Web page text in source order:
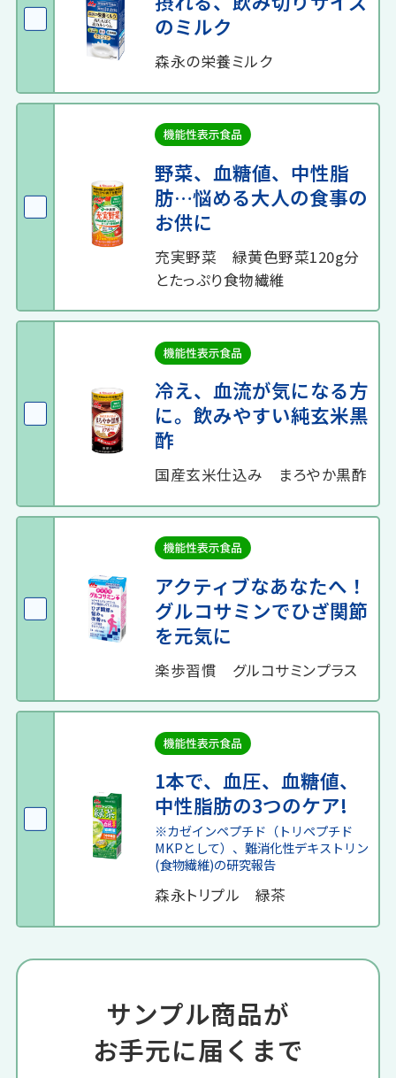
のミルク
森永の栄養ミルク
野菜、血糖値、中性脂
肪…悩める大人の食事の
お供に
充実野菜 緑黄色野菜120g分
とたっぷり食物繊維
冷え、血流が気になる方
に。飲みやすい純玄米黒
酢
国産玄米仕込み まろやか黒酢
アクティブなあなたへ！
グルコサミンでひざ関節
を元気に
楽歩習慣 グルコサミンプラス
1本で、血圧、血糖値、
中性脂肪の3つのケア!
※カゼインペプチド（トリペプチド
MKPとして）、難消化性デキストリン
(食物繊維)の研究報告
森永トリプル 緑茶
サンプル商品が
お手元に届くまで